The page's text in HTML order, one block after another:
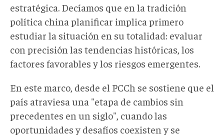
estratégica. Decíamos que en la tradición
política china planificar implica primero
estudiar la situación en su totalidad: evaluar
con precisión las tendencias históricas, los
factores favorables y los riesgos emergentes.
En este marco, desde el PCCh se sostiene que el
país atraviesa una "etapa de cambios sin
precedentes en un siglo", cuando las
oportunidades y desafíos coexisten y se